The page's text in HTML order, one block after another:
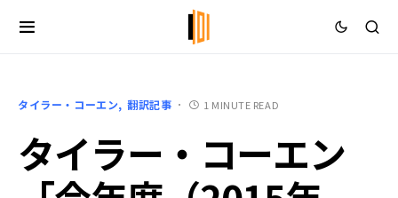
タイラー・コーエン 翻訳記事 1 MINUTE READ
タイラー・コーエン